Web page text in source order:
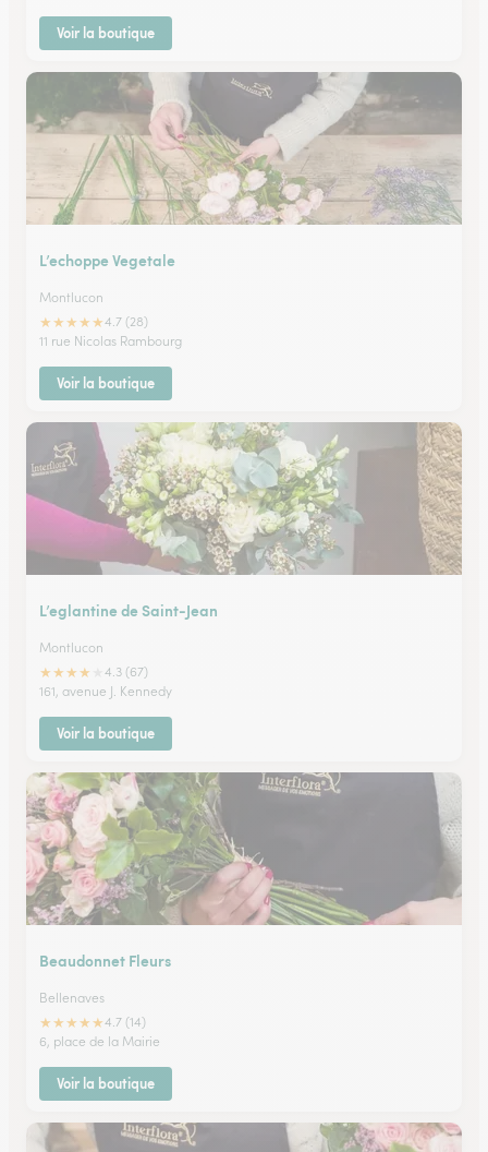
Voir la boutique
L’echoppe Vegetale
Montlucon
★★★★★4.7 (28)
11 rue Nicolas Rambourg
Voir la boutique
L’eglantine de Saint-Jean
Montlucon
★★★★
4.3 (67)
161, avenue J. Kennedy
Voir la boutique
Beaudonnet Fleurs
Bellenaves
★★★★★4.7 (14)
6, place de la Mairie
Voir la boutique